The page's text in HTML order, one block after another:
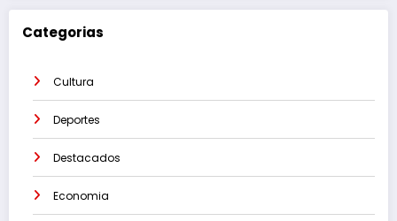
Categorias
Cultura
Deportes
Destacados
Economia